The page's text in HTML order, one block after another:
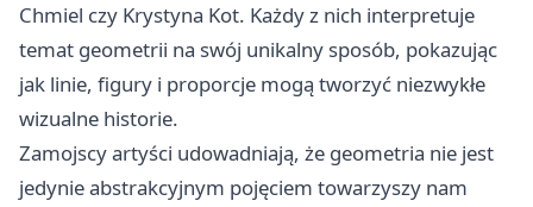
Chmiel czy Krystyna Kot. Każdy z nich interpretuje
temat geometrii na swój unikalny sposób, pokazując
jak linie, figury i proporcje mogą tworzyć niezwykłe
wizualne historie.
Zamojscy artyści udowadniają, że geometria nie jest
jedynie abstrakcyjnym pojęciem towarzyszy nam